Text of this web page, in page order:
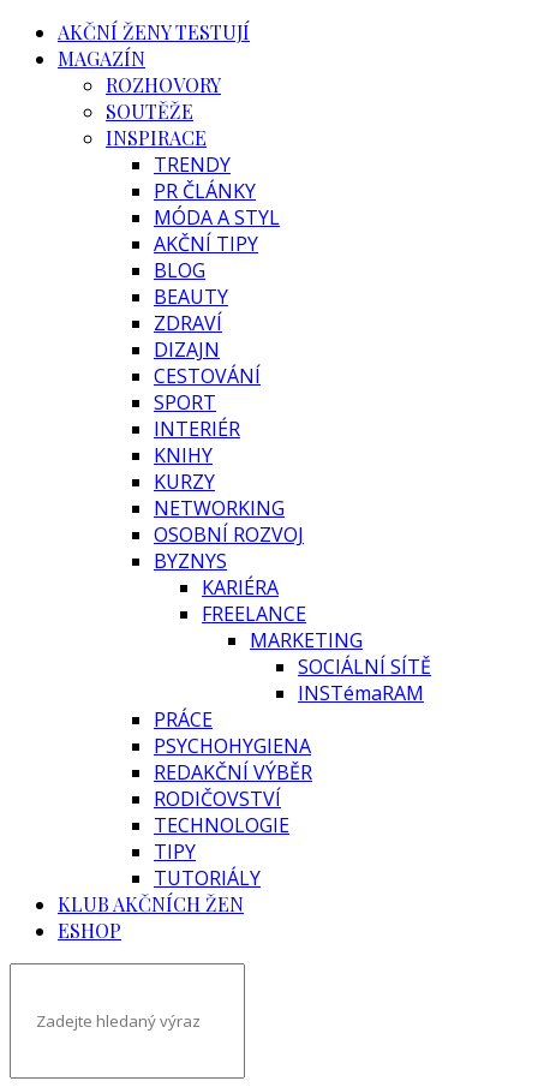
AKČNÍ ŽENY TESTUJÍ
MAGAZÍN
ROZHOVORY
SOUTĚŽE
INSPIRACE
TRENDY
PR ČLÁNKY
MÓDA A STYL
AKČNÍ TIPY
BLOG
BEAUTY
ZDRAVÍ
DIZAJN
CESTOVÁNÍ
SPORT
INTERIÉR
KNIHY
KURZY
NETWORKING
OSOBNÍ ROZVOJ
BYZNYS
KARIÉRA
FREELANCE
MARKETING
SOCIÁLNÍ SÍTĚ
INSTémaRAM
PRÁCE
PSYCHOHYGIENA
REDAKČNÍ VÝBĚR
RODIČOVSTVÍ
TECHNOLOGIE
TIPY
TUTORIÁLY
KLUB AKČNÍCH ŽEN
ESHOP